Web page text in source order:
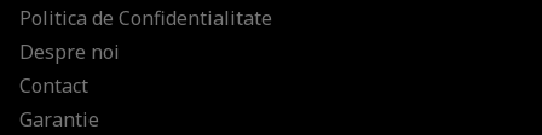
Politica de Confidentialitate
Despre noi
Contact
Garantie